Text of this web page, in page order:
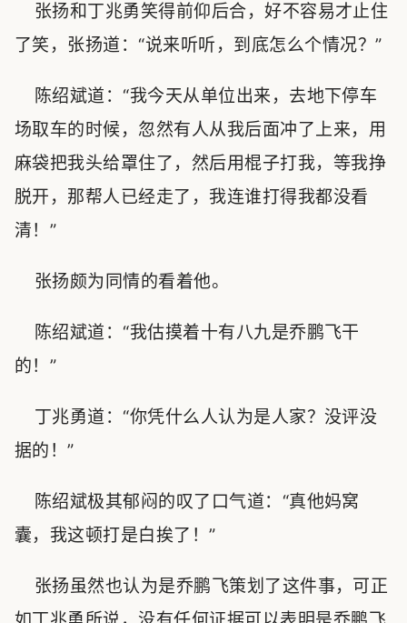
张扬和丁兆勇笑得前仰后合，好不容易才止住
了笑，张扬道：“说来听听，到底怎么个情况？”
陈绍斌道：“我今天从单位出来，去地下停车
场取车的时候，忽然有人从我后面冲了上来，用
麻袋把我头给罩住了，然后用棍子打我，等我挣
脱开，那帮人已经走了，我连谁打得我都没看
清！”
张扬颇为同情的看着他。
陈绍斌道：“我估摸着十有八九是乔鹏飞干
的！”
丁兆勇道：“你凭什么人认为是人家？没评没
据的！”
陈绍斌极其郁闷的叹了口气道：“真他妈窝
囊，我这顿打是白挨了！”
张扬虽然也认为是乔鹏飞策划了这件事，可正